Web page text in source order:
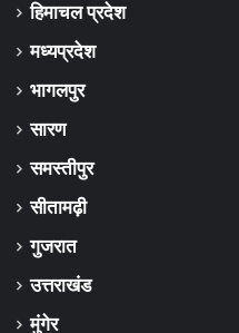
हिमाचल प्रदेश
मध्यप्रदेश
भागलपुर
सारण
समस्तीपुर
सीतामढ़ी
गुजरात
उत्तराखंड
मुंगेर